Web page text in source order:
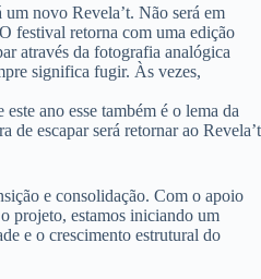
novo Revela’t. Não será em
festival retorna com uma edição
através da fotografia analógica
significa fugir. Às vezes,
ano esse também é o lema da
de escapar será retornar ao Revela’t
e consolidação. Com o apoio
projeto, estamos iniciando um
e o crescimento estrutural do